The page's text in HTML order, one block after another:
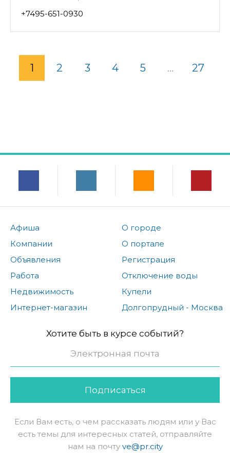
+7495-651-0930
1 2 3 4 5 ... 27
Афиша
Компании
Объявления
Работа
Недвижимость
Интернет-магазин
О городе
О портале
Регистрация
Отключение воды
Купели
Долгопрудный - Москва
Хотите быть в курсе событий?
Подписаться
Если Вам есть, о чем рассказать людям или у Вас
есть темы для интересных статей, отправляйте
нам на почту ve@pr.city